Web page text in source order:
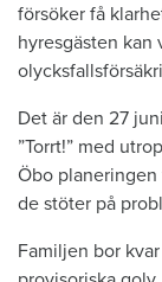
försöker få
hyresgästen kan
Det är den 27
”Torrt!” med
Öbo
de stöter på
Familjen bor